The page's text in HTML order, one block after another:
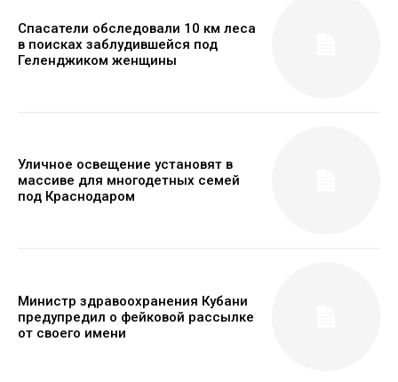
Спасатели обследовали 10 км леса
в поисках заблудившейся под
Геленджиком женщины
Уличное освещение установят в
массиве для многодетных семей
под Краснодаром
Министр здравоохранения Кубани
предупредил о фейковой рассылке
от своего имени